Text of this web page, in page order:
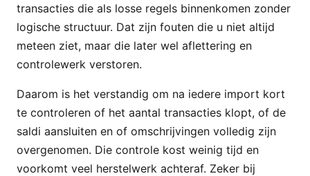
transacties die als losse regels binnenkomen zonder
logische structuur. Dat zijn fouten die u niet altijd
meteen ziet, maar die later wel aflettering en
controlewerk verstoren.
Daarom is het verstandig om na iedere import kort
te controleren of het aantal transacties klopt, of de
saldi aansluiten en of omschrijvingen volledig zijn
overgenomen. Die controle kost weinig tijd en
voorkomt veel herstelwerk achteraf. Zeker bij